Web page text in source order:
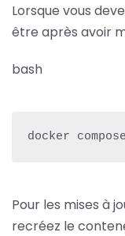
Lorsque vous
être après avoir
bash
docker
Pour les mises à
recréez le